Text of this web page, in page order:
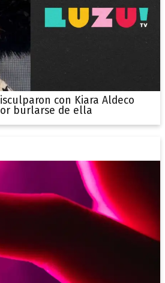
con Kiara Aldeco
burlarse de ella